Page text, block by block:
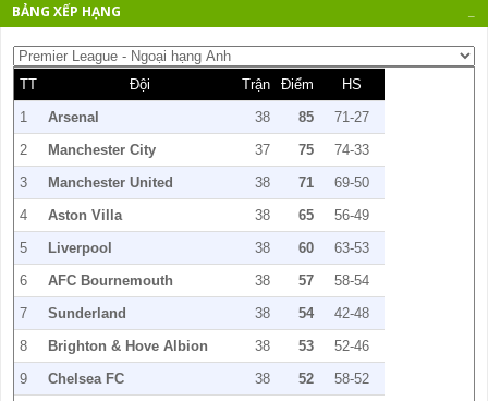
BẢNG XẾP HẠNG
TT Đội Trận Điểm
HS
1
Arsenal 38 85
71-27
2
Manchester City 37 75
74-33
3
Manchester United 38 71
69-50
4
Aston Villa 38 65
56-49
5
Liverpool 38 60
63-53
6
AFC Bournemouth 38 57
58-54
7
Sunderland 38 54
42-48
8
Brighton & Hove Albion 38 53
52-46
9
Chelsea FC 38 52
58-52